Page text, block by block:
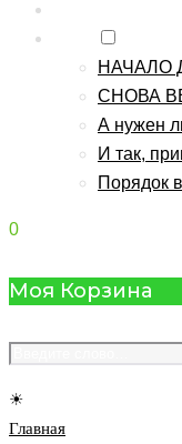
НАЧАЛО
СНОВА
А нужен
И так,
Порядок
0
Моя Корзина
☀
Главная